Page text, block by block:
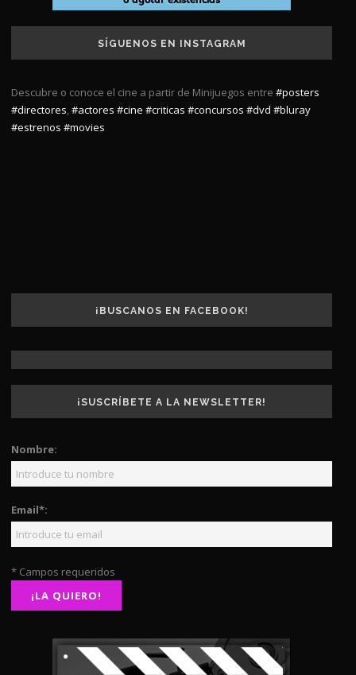
SÍGUENOS EN INSTAGRAM
Descubre o conoce el cine a partir de Minijuegos entre #posters
#directores,#actores #cine #criticas #concursos #dvd #bluray
#estrenos #movies
¡BUSCANOS EN FACEBOOK!
¡SUSCRÍBETE A LA NEWSLETTER!
Nombre:
Email*:
* Campos requeridos